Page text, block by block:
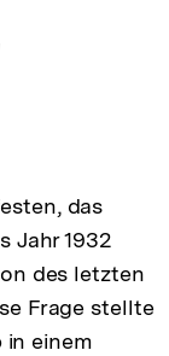
das
Jahr 1932
des letzten
Frage stellte
in einem